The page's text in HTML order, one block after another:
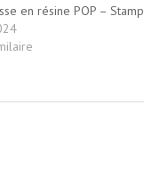
en résine POP – Stamp